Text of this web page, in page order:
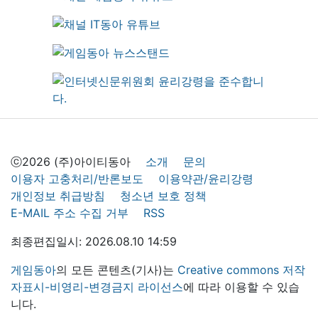
ⓒ2026 (주)아이티동아 소개
문의
이용자 고충처리/반론보도
이용약관/윤리강령
개인정보 취급방침
청소년 보호 정책
E-MAIL 주소 수집 거부
RSS
최종편집일시: 2026.08.10 14:59
게임동아의 모든 콘텐츠(기사)는 Creative commons 저작
자표시-비영리-변경금지 라이선스에 따라 이용할 수 있습
니다.